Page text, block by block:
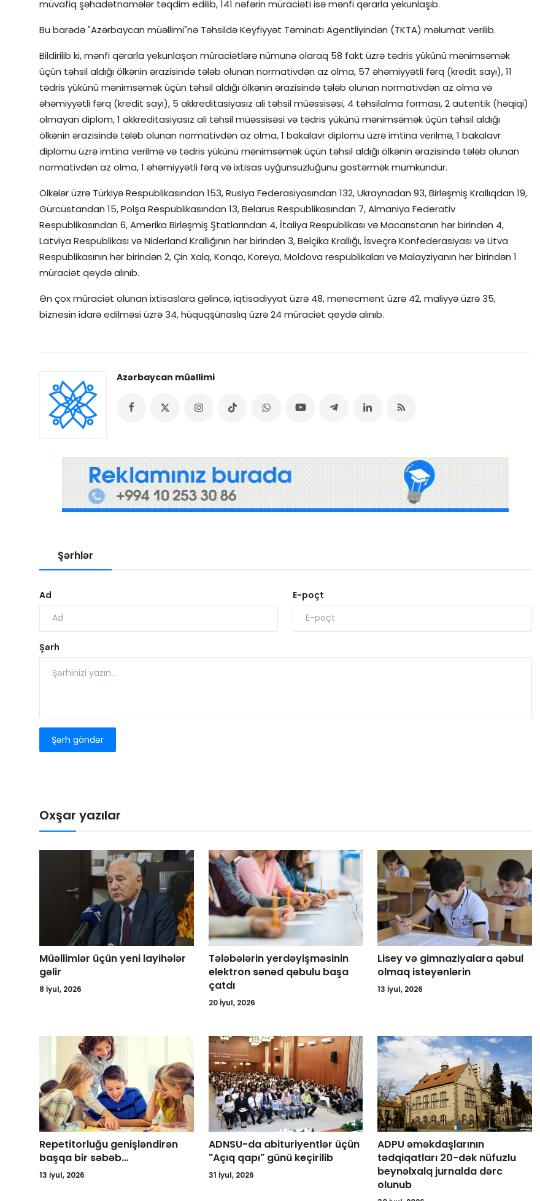
müvafiq şəhadətnamələr təqdim edilib, 141 nəfərin müraciəti isə mənfi qərarla yekunlaşıb.
Bu barədə "Azərbaycan müəllimi"nə Təhsildə Keyfiyyət Təminatı Agentliyindən (TKTA) məlumat verilib.
Bildirilib ki, mənfi qərarla yekunlaşan müraciətlərə nümunə olaraq 58 fakt üzrə tədris yükünü mənimsəmək
üçün təhsil aldığı ölkənin ərazisində tələb olunan normativdən az olma, 57 əhəmiyyətli fərq (kredit sayı), 11
tədris yükünü mənimsəmək üçün təhsil aldığı ölkənin ərazisində tələb olunan normativdən az olma və
əhəmiyyətli fərq (kredit sayı), 5 akkreditasiyasız ali təhsil müəssisəsi, 4 təhsilalma forması, 2 autentik (həqiqi)
olmayan diplom, 1 akkreditasiyasız ali təhsil müəssisəsi və tədris yükünü mənimsəmək üçün təhsil aldığı
ölkənin ərazisində tələb olunan normativdən az olma, 1 bakalavr diplomu üzrə imtina verilmə, 1 bakalavr
diplomu üzrə imtina verilmə və tədris yükünü mənimsəmək üçün təhsil aldığı ölkənin ərazisində tələb olunan
normativdən az olma, 1 əhəmiyyətli fərq və ixtisas uyğunsuzluğunu göstərmək mümkündür.
Ölkələr üzrə Türkiyə Respublikasından 153, Rusiya Federasiyasından 132, Ukraynadan 93, Birləşmiş Krallıqdan 19,
Gürcüstandan 15, Polşa Respublikasından 13, Belarus Respublikasından 7, Almaniya Federativ
Respublikasından 6, Amerika Birləşmiş Ştatlarından 4, İtaliya Respublikası və Macarıstanın hər birindən 4,
Latviya Respublikası və Niderland Krallığının hər birindən 3, Belçika Krallığı, İsveçrə Konfederasiyası və Litva
Respublikasının hər birindən 2, Çin Xalq, Konqo, Koreya, Moldova respublikaları və Malayziyanın hər birindən 1
müraciət qeydə alınıb.
Ən çox müraciət olunan ixtisaslara gəlincə, iqtisadiyyat üzrə 48, menecment üzrə 42, maliyyə üzrə 35,
biznesin idarə edilməsi üzrə 34, hüquqşünaslıq üzrə 24 müraciət qeydə alınıb.
Azərbaycan müəllimi
Şərhlər
Ad E-poçt
Şərh
Şərh göndər
Oxşar yazılar
Müəllimlər üçün yeni layihələr
gəlir
8 İyul, 2026
Tələbələrin yerdəyişməsinin
elektron sənəd qəbulu başa
çatdı
20 İyul, 2026
Lisey və gimnaziyalara qəbul
olmaq istəyənlərin
13 İyul, 2026
Repetitorluğu genişləndirən
başqa bir səbəb…
13 İyul, 2026
ADNSU-da abituriyentlər üçün
"Açıq qapı" günü keçirilib
31 İyul, 2026
ADPU əməkdaşlarının
tədqiqatları 20-dək nüfuzlu
beynəlxalq jurnalda dərc
olunub